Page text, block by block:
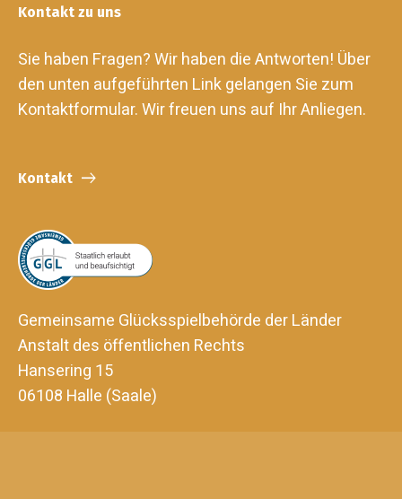
Kontakt zu uns
Sie haben Fragen? Wir haben die Antworten! Über
den unten aufgeführten Link gelangen Sie zum
Kontaktformular. Wir freuen uns auf Ihr Anliegen.
Kontakt
Gemeinsame Glücksspielbehörde der Länder
Anstalt des öffentlichen Rechts
Hansering 15
06108 Halle (Saale)